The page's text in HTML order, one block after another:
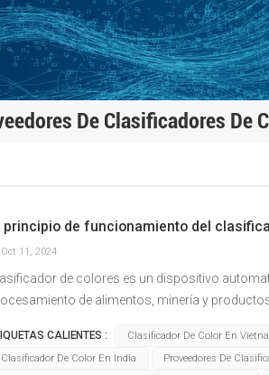
De Clasificadores De
principio de funcionamiento del
Oct 11, 2024
de colores es un dispositivo
de alimentos, minería y
se entregan a la entrada de
comienza a vibrar, distribuyendo
CALIENTES : Clasificador De Color En
Clasificador De Color En India
Proveedores De